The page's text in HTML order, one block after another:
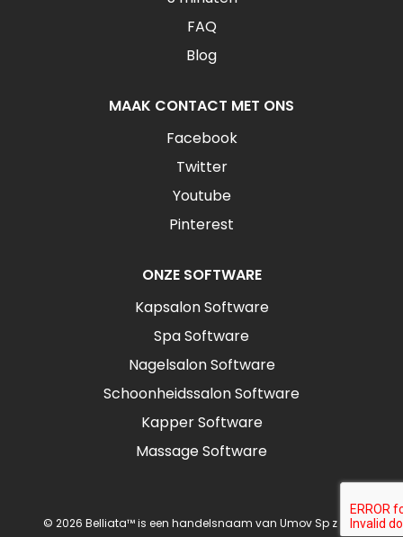
FAQ
Blog
MAAK CONTACT MET ONS
Facebook
Twitter
Youtube
Pinterest
ONZE SOFTWARE
Kapsalon Software
Spa Software
Nagelsalon Software
Schoonheidssalon Software
Kapper Software
Massage Software
© 2026 Belliata™ is een handelsnaam van Umov Sp z o.o.